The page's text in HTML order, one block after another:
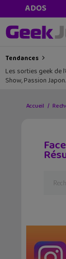
ADOS
Tendances
Les sorties geek de
Show, Passion
Accueil